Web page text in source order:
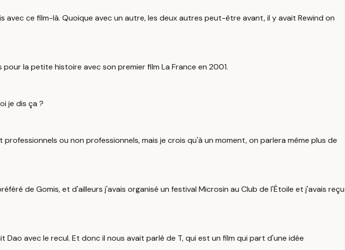
ce film-là. Quoique avec un autre, les deux autres peut-être avant, il y avait Rewind on
la petite histoire avec son premier film La France en 2001.
je dis ça ?
ou non professionnels, mais je crois qu'à un moment, on parlera même plus de
de Gomis, et d'ailleurs j'avais organisé un festival Microsin au Club de l'Étoile et j'avais reçu
avec le recul. Et donc il nous avait parlé de T, qui est un film qui part d'une idée